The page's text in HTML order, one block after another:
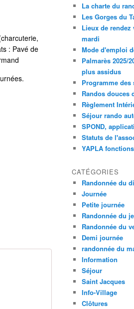
: Pavé de
La charte du
Les Gorges du
Lieux de rendez
mardi
Mode d'emploi
Palmarès 2025/
plus assidus
Programme des
Randos douces
Règlement
Séjour rando
SPOND,
Statuts de
YAPLA
CATÉGORIES
Randonnée du
Journée
Petite journée
Randonnée du
Randonnée du
Demi journée
randonnée du
Information
Séjour
Saint Jacques
Info-Village
Clôtures